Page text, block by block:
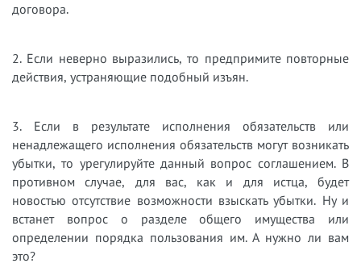
договора.
2. Если неверно выразились, то предпримите повторные
действия, устраняющие подобный изъян.
3. Если в результате исполнения обязательств или
ненадлежащего исполнения обязательств могут возникать
убытки, то урегулируйте данный вопрос соглашением. В
противном случае, для вас, как и для истца, будет
новостью отсутствие возможности взыскать убытки. Ну и
встанет вопрос о разделе общего имущества или
определении порядка пользования им. А нужно ли вам
это?